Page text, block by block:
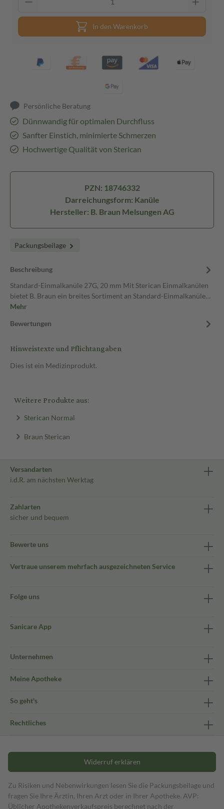
In den Warenkorb
Persönliche Beratung
Dünnwandig für optimalen Durchfluss
Sanfter Einstich, minimierte Schmerzen
Hochwertige Qualität von Sterican
PZN: 18746332
Darreichungsform: Kanüle
Hersteller: B. Braun Melsungen AG
Packungsbeilage
Beschreibung
Standard-Einmalkanüle 27G, 20 mm Mit Sterican Einmalkanülen
bietet B. Braun ein breites Sortiment an Standard-Einmalkanüle…
Mehr
Bewertungen
Hinweistexte und Pflichtangaben
Dies ist ein Medizinprodukt.
Weitere Produkte aus:
Sterican Normal
Braun Sterican
Versandarten
i.d.R. am nächsten Werktag
Zahlarten
sicher und bequem
Bewerte uns
Vertraue unserem mehrfach ausgezeichneten Service
Folge uns
Sanicare App
Unternehmen
Meine Apotheke
So geht's
Rechtliches
Widerruf erklären
Zu Risiken und Nebenwirkungen lesen Sie die Packungsbeilage und
fragen Sie Ihre Ärztin, Ihren Arzt oder in Ihrer Apotheke. AVP:
Üblicher Apothekenverkaufspreis berechnet nach der